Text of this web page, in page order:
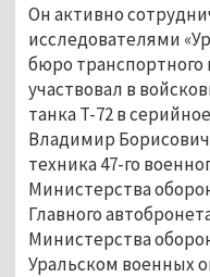
Он активно
исследователями
бюро
участвовал в
танка Т-72 в
Владимир
техника 47-го
Министерства
Главного
Министерства
Уральском военных